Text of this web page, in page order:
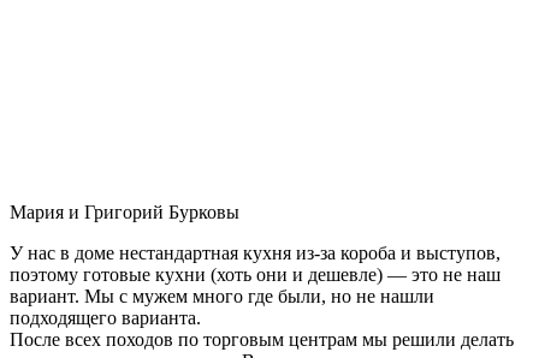
Мария и Григорий Бурковы
У нас в доме нестандартная кухня из-за короба и выступов,
поэтому готовые кухни (хоть они и дешевле) — это не наш
вариант. Мы с мужем много где были, но не нашли
подходящего варианта.
После всех походов по торговым центрам мы решили делать